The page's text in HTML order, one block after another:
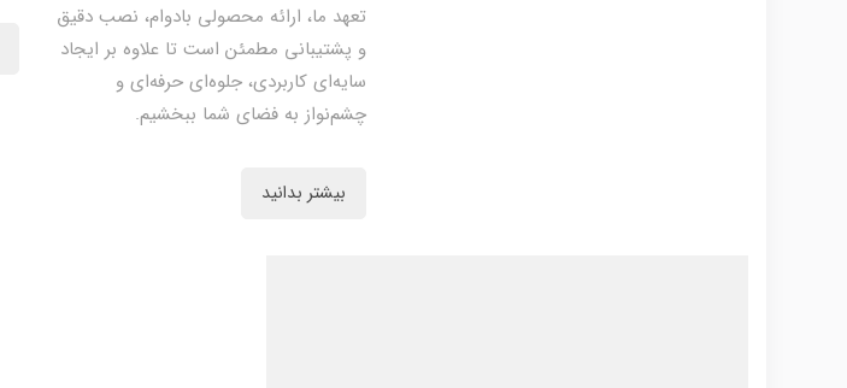
تعهد ما، ارائه محصولی بادوام، نصب دقیق
و پشتیبانی مطمئن است تا علاوه بر ایجاد
سایه‌ای کاربردی، جلوه‌ای حرفه‌ای و
چشم‌نواز به فضای شما ببخشیم.
بیشتر بدانید